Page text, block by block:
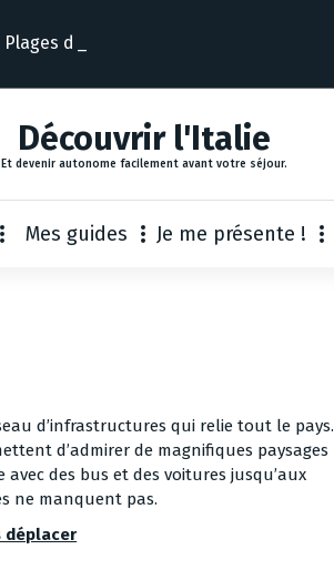
d’It
Découvrir l'Italie
Et devenir autonome facilement avant votre séjour.
Mes guides Je me présente !
d’infrastructures qui relie tout le pays.
d’admirer de magnifiques paysages
des bus et des voitures jusqu’aux
ne manquent pas.
déplacer